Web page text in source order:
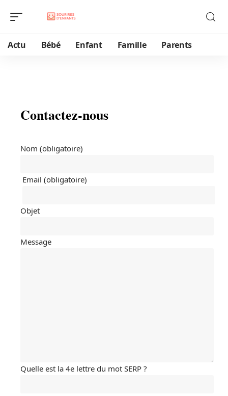
Actu Bébé Enfant Famille Parents
Contactez-nous
Nom (obligatoire)
Email (obligatoire)
Objet
Message
Quelle est la 4e lettre du mot SERP ?